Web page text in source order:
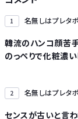
Powered by
1 名無しはプレタ
韓流のハンコ顔苦
のっぺりで化粧濃い
2 名無しはプレタ
センスが古いと言